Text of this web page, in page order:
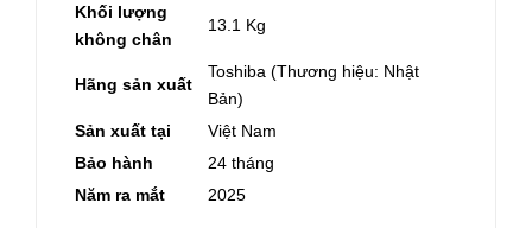
Khối lượng
không chân
13.1 Kg
Hãng sản xuất
Toshiba (Thương hiệu: Nhật
Bản)
Sản xuất tại
Việt Nam
Bảo hành
24 tháng
Năm ra mắt
2025